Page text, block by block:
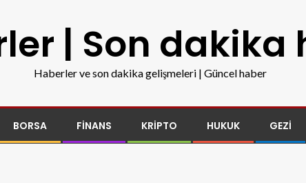
| Son dakika
Haberler ve son dakika gelişmeleri | Güncel haber
BORSA FINANS KRIPTO HUKUK GEZI